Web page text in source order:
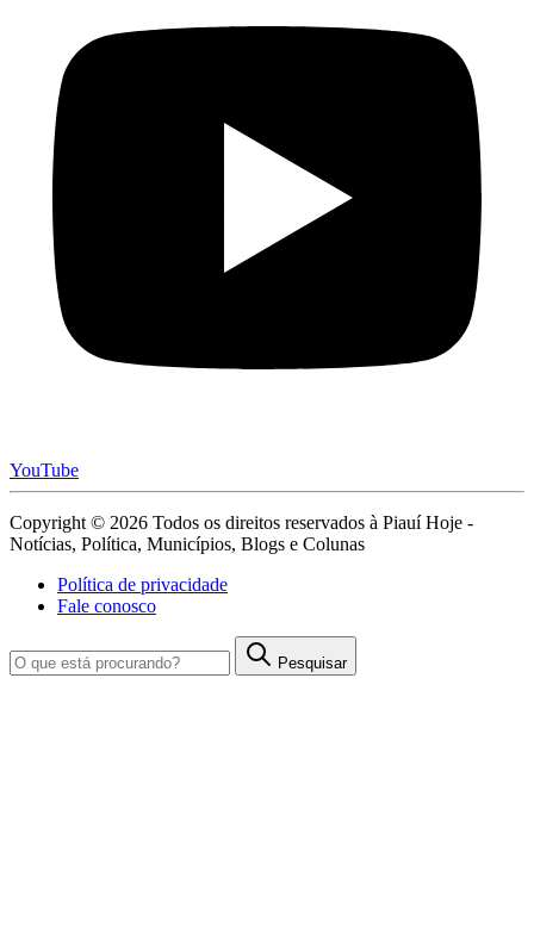
YouTube
Copyright © 2026 Todos os direitos reservados à Piauí Hoje -
Notícias, Política, Municípios, Blogs e Colunas
Política de privacidade
Fale conosco
Pesquisar